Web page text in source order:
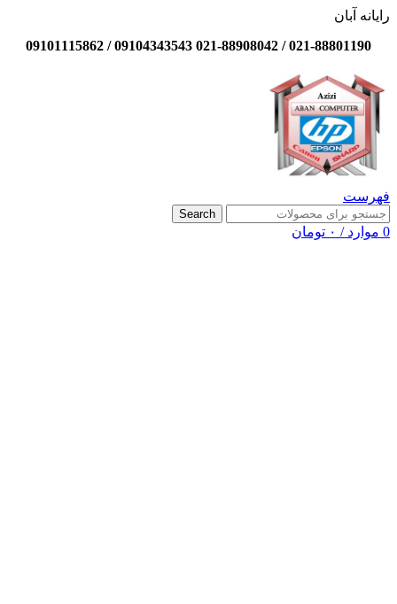
رایانه آبان
021-88801190 / 021-88908042 09104343543 / 09101115862
فهرست
Search
0 موارد / ۰ تومان